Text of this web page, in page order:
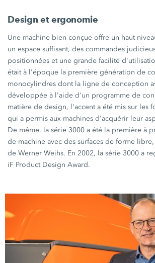
Design et ergonomie
Une machine bien conçue offre un haut
un espace suffisant, des commandes
positionnées et une grande facilité
était à l'époque la première génération de
monocylindres dont la ligne de conception
développée à l'aide d'un programme de
matière de design, l'accent a été mis sur les
qui a permis aux machines d'acquérir leur
De même, lasérie 3000 a été la première à
de machine avec des surfaces de forme
de Werner Weihs. En 2002, lasérie 3000 a
iF Product Design Award.